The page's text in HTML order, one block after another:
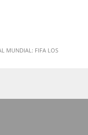
MUNDIAL: FIFA LOS